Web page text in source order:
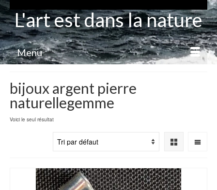
L'art est dans la nature
Menu
bijoux argent pierre
naturellegemme
Voici le seul résultat